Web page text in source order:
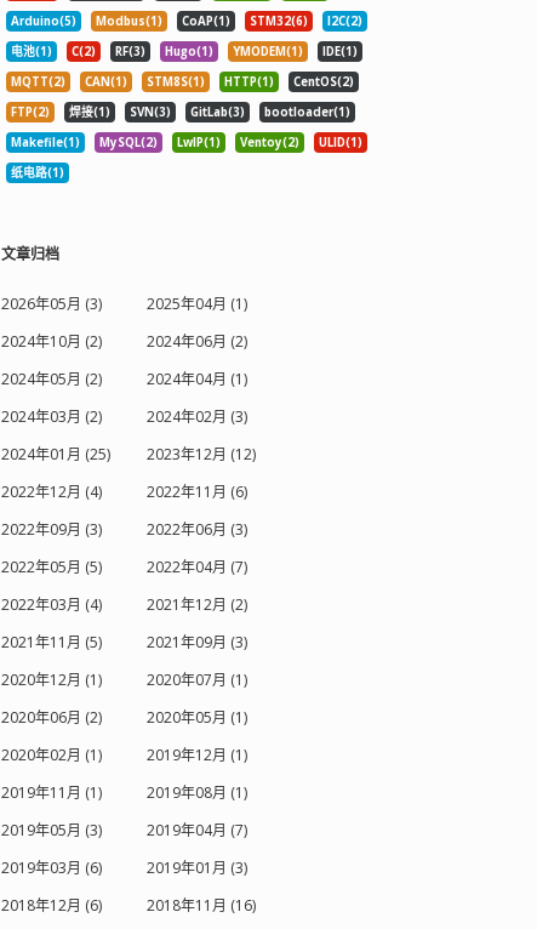
Arduino(5)
Modbus(1) CoAP(1) STM32(6)
I2C(2)
电池(1)
C(2) RF(3) Hugo(1) YMODEM(1)
IDE(1)
MQTT(2)
CAN(1) STM8S(1) HTTP(1)
CentOS(2)
FTP(2)
焊接(1) SVN(3) GitLab(3)
bootloader(1)
Makefile(1)
MySQL(2) LwIP(1) Ventoy(2)
ULID(1)
纸电路(1)
文章归档
2026年05月 (3)
2025年04月 (1)
2024年10月 (2)
2024年06月 (2)
2024年05月 (2)
2024年04月 (1)
2024年03月 (2)
2024年02月 (3)
2024年01月 (25)
2023年12月 (12)
2022年12月 (4)
2022年11月 (6)
2022年09月 (3)
2022年06月 (3)
2022年05月 (5)
2022年04月 (7)
2022年03月 (4)
2021年12月 (2)
2021年11月 (5)
2021年09月 (3)
2020年12月 (1)
2020年07月 (1)
2020年06月 (2)
2020年05月 (1)
2020年02月 (1)
2019年12月 (1)
2019年11月 (1)
2019年08月 (1)
2019年05月 (3)
2019年04月 (7)
2019年03月 (6)
2019年01月 (3)
2018年12月 (6)
2018年11月 (16)